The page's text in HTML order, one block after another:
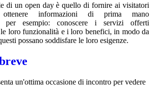
di un open day è quello di fornire ai visitatori
informazioni di prima mano
per esempio: conoscere i servizi offerti
loro funzionalità e i loro benefici, in modo da
possano soddisfare le loro esigenze.
un'ottima occasione di incontro per vedere